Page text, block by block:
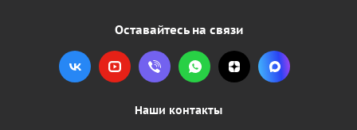
Оставайтесь на связи
Наши контакты